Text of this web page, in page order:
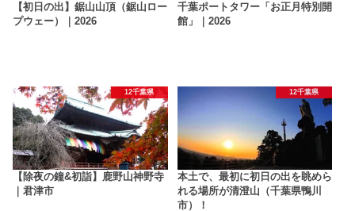
【初日の出】鋸山山頂（鋸山ロー
プウェー）｜2026
千葉ポートタワー「お正月特別開
館」｜2026
12千葉県
【除夜の鐘&初詣】鹿野山神野寺
｜君津市
12千葉県
本土で、最初に初日の出を眺めら
れる場所が清澄山（千葉県鴨川
市）！